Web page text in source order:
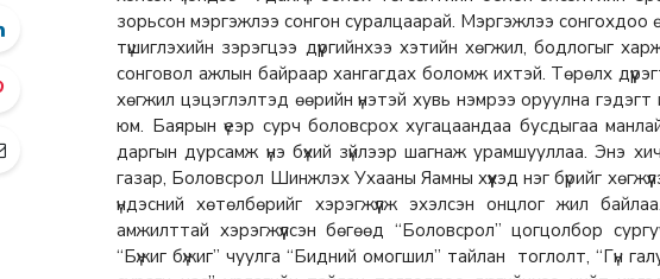
зорьсон мэргэжлээ сонгон суралцаарай. Мэргэжлээ
түшиглэхийн зэрэгцээ дүүргийнхээ хэтийн хөгжил, бодлогыг
сонговол ажлын байраар хангагдах боломж ихтэй. Төрөлх
хөгжил цэцэглэлтэд өөрийн үнэтэй хувь нэмрээ оруулна
юм. Баярын үеэр сурч боловсрох хугацаандаа бусдыгаа
даргын дурсамж үнэ бүхий зүйлээр шагнаж урамшууллаа. Энэ
газар, Боловсрол Шинжлэх Ухааны Яамны хүүхэд нэг бүрийг
үндэсний хөтөлбөрийг хэрэгжүүлж эхэлсэн онцлог жил
амжилттай хэрэгжүүлсэн бөгөөд “Боловсрол” цогцолбор
“Бүжиг бүжиг” чуулга “Бидний омогшил” тайлан тоглолт, “Гүн